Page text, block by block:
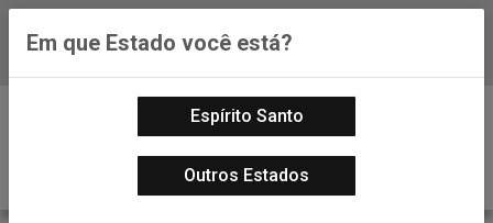
Baixe já nosso APP
Em que Estado você está?
Espírito Santo
Outros Estados